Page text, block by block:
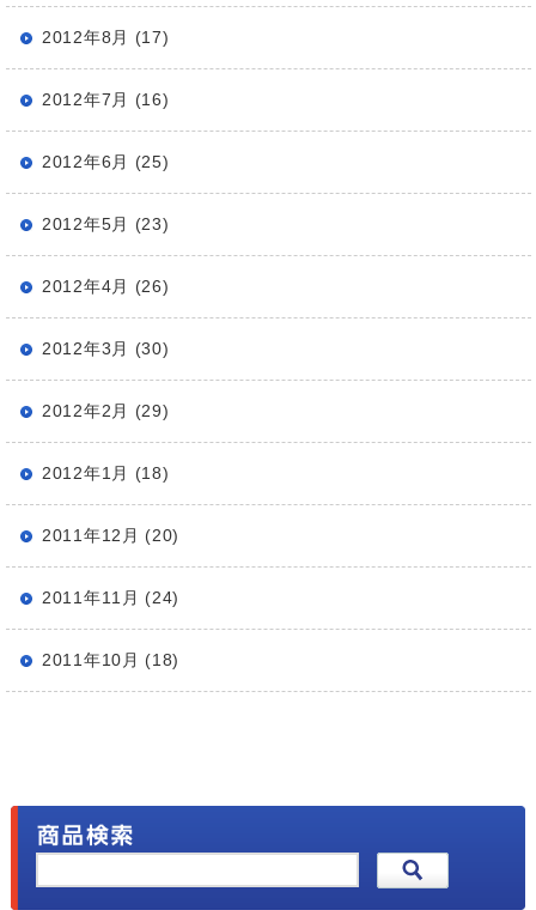
2012年8月 (17)
2012年7月 (16)
2012年6月 (25)
2012年5月 (23)
2012年4月 (26)
2012年3月 (30)
2012年2月 (29)
2012年1月 (18)
2011年12月 (20)
2011年11月 (24)
2011年10月 (18)